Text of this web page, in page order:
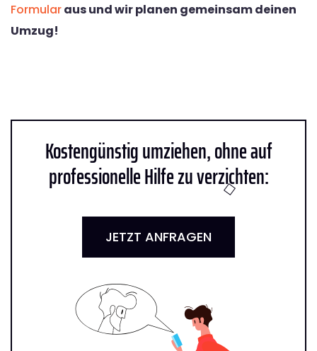
Formularaus und wir planen gemeinsam deinen
Umzug!
Kostengünstig umziehen, ohne auf
professionelle Hilfe zu verzichten:
JETZT ANFRAGEN